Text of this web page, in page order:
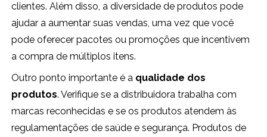
clientes. Além disso, a diversidade de produtos pode
ajudar a aumentar suas vendas, uma vez que você
pode oferecer pacotes ou promoções que incentivem
a compra de múltiplos itens.
Outro ponto importante é a qualidade dos
produtos. Verifique se a distribuidora trabalha com
marcas reconhecidas e se os produtos atendem às
regulamentações de saúde e segurança. Produtos de